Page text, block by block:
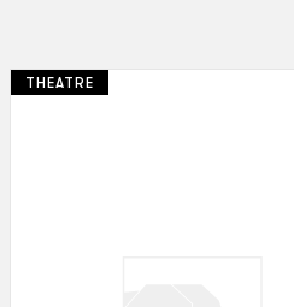
THEATRE